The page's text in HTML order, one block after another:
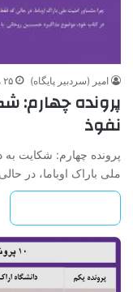
امیر (سردبیر پایگاه) ۲۵ مهر ۱۳۹۷
پرونده چهارم:
نفوذ
پرونده چهارم: شکایت به
ملی باراک اوباما، در